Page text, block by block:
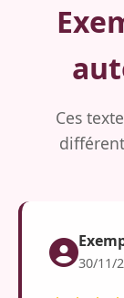
Ces
30/11/